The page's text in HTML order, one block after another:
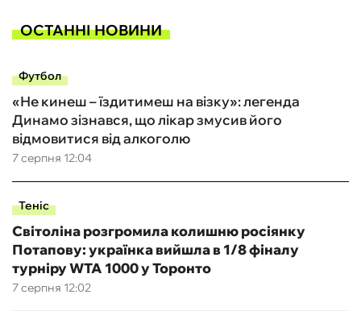
ОСТАННІ НОВИНИ
Футбол
7 серпня 12:04
«Не кинеш – їздитимеш на візку»: легенда
Динамо зізнався, що лікар змусив його
відмовитися від алкоголю
Теніс
7 серпня 12:02
Світоліна розгромила колишню росіянку
Потапову: українка вийшла в 1/8 фіналу
турніру WTA 1000 у Торонто